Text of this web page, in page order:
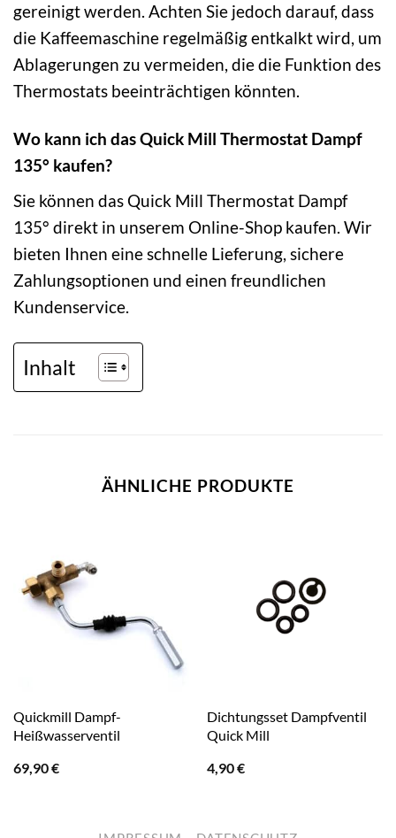
gereinigt werden. Achten Sie jedoch darauf, dass
die Kaffeemaschine regelmäßig entkalkt wird, um
Ablagerungen zu vermeiden, die die Funktion des
Thermostats beeinträchtigen könnten.
Wo kann ich das Quick Mill Thermostat Dampf
135° kaufen?
Sie können das Quick Mill Thermostat Dampf
135° direkt in unserem Online-Shop kaufen. Wir
bieten Ihnen eine schnelle Lieferung, sichere
Zahlungsoptionen und einen freundlichen
Kundenservice.
Inhalt
ÄHNLICHE PRODUKTE
Quickmill Dampf-
Heißwasserventil
69,90€
Dichtungsset Dampfventil
Quick Mill
4,90€